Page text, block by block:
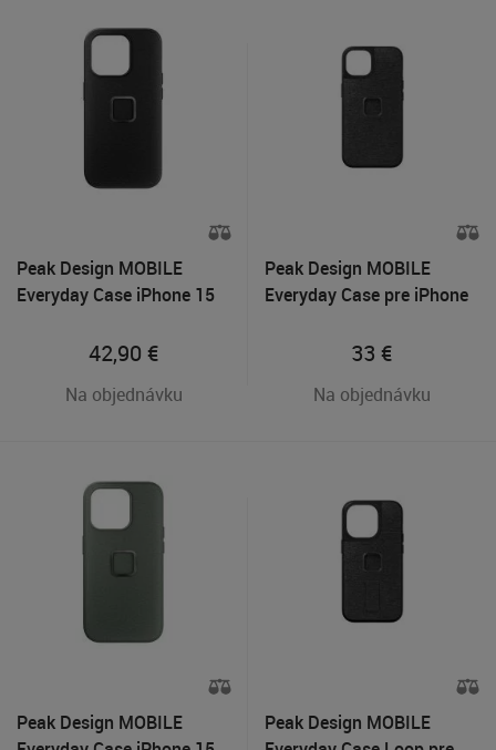
Peak Design MOBILE
Everyday Case iPhone 15
42,90 €
Na objednávku
Peak Design MOBILE
Everyday Case pre iPhone
33 €
Na objednávku
Peak Design MOBILE
Peak Design MOBILE